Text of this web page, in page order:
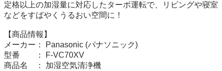
定格以上の加湿量に対応したターボ運転で、リビングや寝室
などをすばやくうるおい空間に！
【商品情報】
メーカー： Panasonic (パナソニック)
型番　　： F-VC70XV
商品名　： 加湿空気清浄機